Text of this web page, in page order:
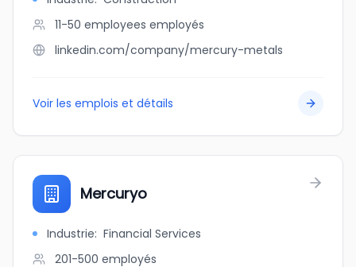
11-50 employees employés
linkedin.com/company/mercury-metals
Voir les emplois et détails
Mercuryo
Industrie: Financial Services
201-500 employés